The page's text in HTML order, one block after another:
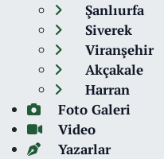
Şanlıurfa
Siverek
Viranşehir
Akçakale
Harran
Foto Galeri
Video
Yazarlar